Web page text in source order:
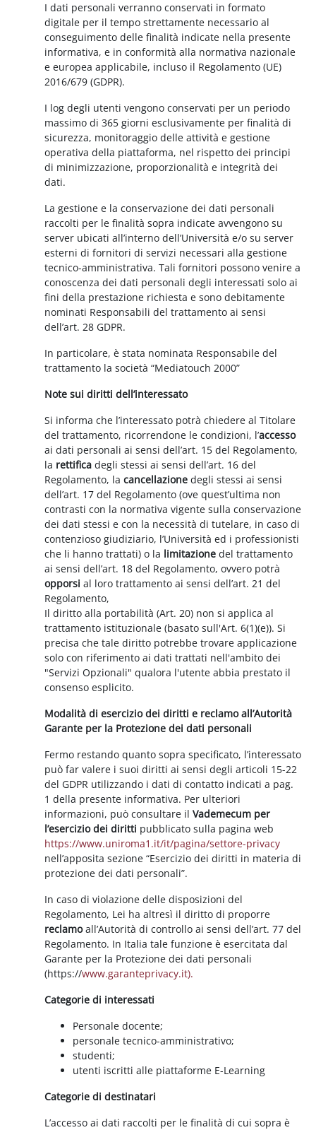
I dati personali verranno conservati in formato
digitale per il tempo strettamente necessario al
conseguimento delle finalità indicate nella presente
informativa, e in conformità alla normativa nazionale
e europea applicabile, incluso il Regolamento (UE)
2016/679 (GDPR).
I log degli utenti vengono conservati per un periodo
massimo di 365 giorni esclusivamente per finalità di
sicurezza, monitoraggio delle attività e gestione
operativa della piattaforma, nel rispetto dei principi
di minimizzazione, proporzionalità e integrità dei
dati.
La gestione e la conservazione dei dati personali
raccolti per le finalità sopra indicate avvengono su
server ubicati all’interno dell’Università e/o su server
esterni di fornitori di servizi necessari alla gestione
tecnico-amministrativa. Tali fornitori possono venire a
conoscenza dei dati personali degli interessati solo ai
fini della prestazione richiesta e sono debitamente
nominati Responsabili del trattamento ai sensi
dell’art. 28 GDPR.
In particolare, è stata nominata Responsabile del
trattamento la società “Mediatouch 2000”
Note sui diritti dell’interessato
Si informa che l’interessato potrà chiedere al Titolare
del trattamento, ricorrendone le condizioni, l’accesso
ai dati personali ai sensi dell’art. 15 del Regolamento,
la rettificadegli stessi ai sensi dell’art. 16 del
Regolamento, lacancellazione degli stessi ai sensi
dell’art. 17 del Regolamento (ove quest’ultima non
contrasti con la normativa vigente sulla conservazione
dei dati stessi e con la necessità di tutelare, in caso di
contenzioso giudiziario, l’Università ed i professionisti
che li hanno trattati) o la limitazione del trattamento
ai sensi dell’art. 18 del Regolamento, ovvero potrà
opporsi al loro trattamento ai sensi dell’art. 21 del
Regolamento,
Il diritto alla portabilità (Art. 20) non si applica al
trattamento istituzionale (basato sull'Art. 6(1)(e)). Si
precisa che tale diritto potrebbe trovare applicazione
solo con riferimento ai dati trattati nell'ambito dei
"Servizi Opzionali" qualora l'utente abbia prestato il
consenso esplicito.
Modalità di esercizio dei diritti e reclamo all’Autorità
Garante per la Protezione dei dati personali
Fermo restando quanto sopra specificato, l’interessato
può far valere i suoi diritti ai sensi degli articoli 15-22
del GDPR utilizzando i dati di contatto indicati a pag.
1 della presente informativa. Per ulteriori
informazioni, può consultare ilVademecum per
l’esercizio dei diritti pubblicato sulla pagina web
https://www.uniroma1.it/it/pagina/settore-privacy
nell’apposita sezione “Esercizio dei diritti in materia di
protezione dei dati personali”.
In caso di violazione delle disposizioni del
Regolamento, Lei ha altresì il diritto di proporre
reclamoall’Autorità di controllo ai sensi dell’art. 77 del
Regolamento. In Italia tale funzione è esercitata dal
Garante per la Protezione dei dati personali
(https://www.garanteprivacy.it).
Categorie di interessati
Personale docente;
personale tecnico-amministrativo;
studenti;
utenti iscritti alle piattaforme E-Learning
Categorie di destinatari
L’accesso ai dati raccolti per le finalità di cui sopra è